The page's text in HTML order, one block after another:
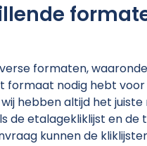
formaten,
formaat nodig hebt
hebben altijd het
de etalagekliklijst en
kunnen de